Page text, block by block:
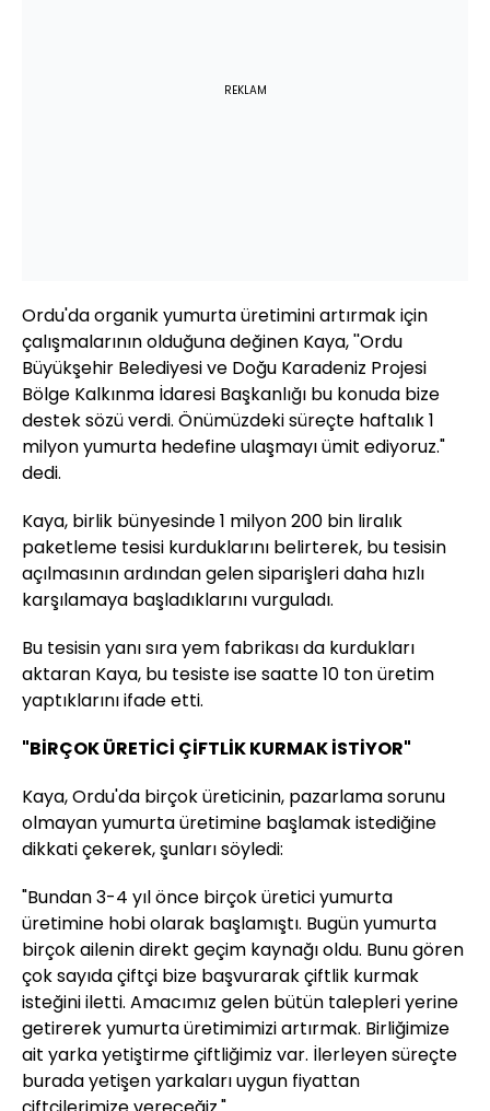
REKLAM
Ordu'da organik yumurta üretimini artırmak için
çalışmalarının olduğuna değinen Kaya, ''Ordu
Büyükşehir Belediyesi ve Doğu Karadeniz Projesi
Bölge Kalkınma İdaresi Başkanlığı bu konuda bize
destek sözü verdi. Önümüzdeki süreçte haftalık 1
milyon yumurta hedefine ulaşmayı ümit ediyoruz."
dedi.
Kaya, birlik bünyesinde 1 milyon 200 bin liralık
paketleme tesisi kurduklarını belirterek, bu tesisin
açılmasının ardından gelen siparişleri daha hızlı
karşılamaya başladıklarını vurguladı.
Bu tesisin yanı sıra yem fabrikası da kurdukları
aktaran Kaya, bu tesiste ise saatte 10 ton üretim
yaptıklarını ifade etti.
"BİRÇOK ÜRETİCİ ÇİFTLİK KURMAK İSTİYOR"
Kaya, Ordu'da birçok üreticinin, pazarlama sorunu
olmayan yumurta üretimine başlamak istediğine
dikkati çekerek, şunları söyledi:
"Bundan 3-4 yıl önce birçok üretici yumurta
üretimine hobi olarak başlamıştı. Bugün yumurta
birçok ailenin direkt geçim kaynağı oldu. Bunu gören
çok sayıda çiftçi bize başvurarak çiftlik kurmak
isteğini iletti. Amacımız gelen bütün talepleri yerine
getirerek yumurta üretimimizi artırmak. Birliğimize
ait yarka yetiştirme çiftliğimiz var. İlerleyen süreçte
burada yetişen yarkaları uygun fiyattan